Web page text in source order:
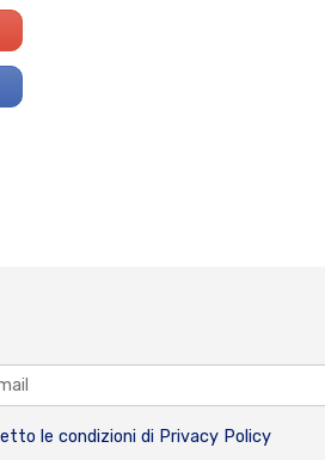
le condizioni di Privacy Policy